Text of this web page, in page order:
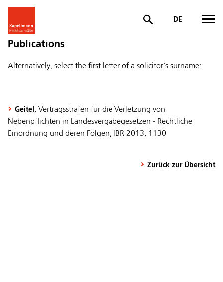
DE
Publications
Alternatively, select the first letter of a solicitor's surname:
Geitel , Vertragsstrafen für die Verletzung von
Nebenpflichten in Landesvergabegesetzen - Rechtliche
Einordnung und deren Folgen, IBR 2013, 1130
Zurück zur Übersicht